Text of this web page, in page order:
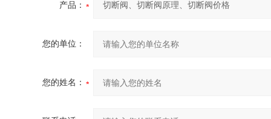
产品：
您的单位：
您的姓名：